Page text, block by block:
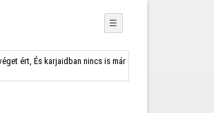
ért, És karjaidban nincs is már
☰